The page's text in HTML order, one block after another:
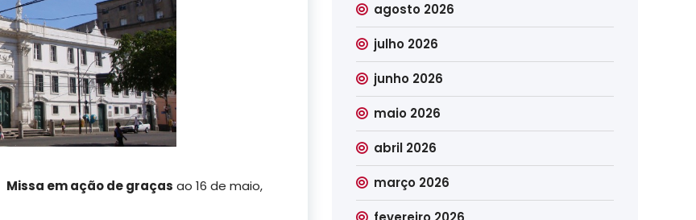
Missa em ação de graças ao 16 de maio,
agosto 2026
julho 2026
junho 2026
maio 2026
abril 2026
março 2026